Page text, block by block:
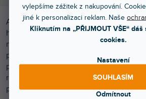
vylepšíme zážitek z nakupování.
jiné k personalizaci reklam. Naše
Kliknutím na „PŘIJMOUT VŠE“
cookies.
Nastavení
Odmítnout
SOUHLASÍM
Ableton Live 11 je jeden z
hudby a živé vystupování. Jeho
nástrojů, zvuků a kreativních
potřebujete pro jakýkoliv hudební
propojení Arrangement/Session view,
reálném čase, nahrávejte MIDI
pomocí kreativních funkcí Live!